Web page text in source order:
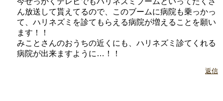
ん放送して貰えてるので、このブームに病院も乗っかっ
て、ハリネズミを診てもらえる病院が増えることを願い
ます！！
みことさんのおうちの近くにも、ハリネズミ診てくれる
病院が出来ますように…！！
返信